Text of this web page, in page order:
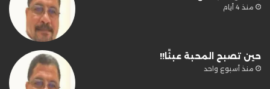
منذ 4 أيام
حين تصبح المحبة عبئًا!!
منذ أسبوع واحد